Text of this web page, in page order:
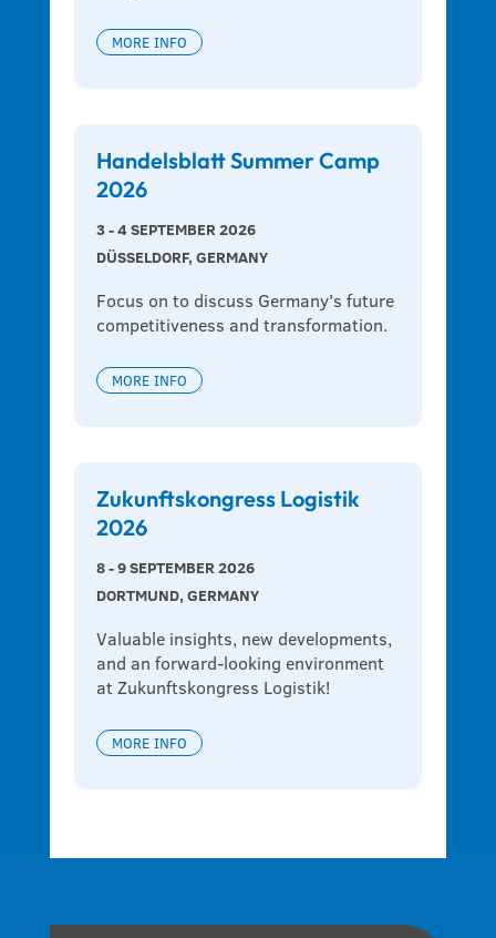
MORE INFO
Handelsblatt Summer Camp
2026
3 - 4 SEPTEMBER 2026
DÜSSELDORF, GERMANY
Focus on to discuss Germany's future
competitiveness and transformation.
MORE INFO
Zukunftskongress Logistik
2026
8 - 9 SEPTEMBER 2026
DORTMUND, GERMANY
Valuable insights, new developments,
and an forward-looking environment
at Zukunftskongress Logistik!
MORE INFO